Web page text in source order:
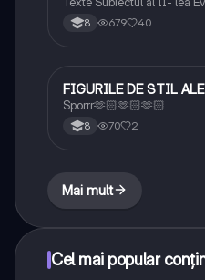
8 679 40
Limba și literatura română
FIGURILE DE STIL
Sporrr🫶🏻🫶🏻🫶🏻
8 70 2
Mai mult
Cel mai popular